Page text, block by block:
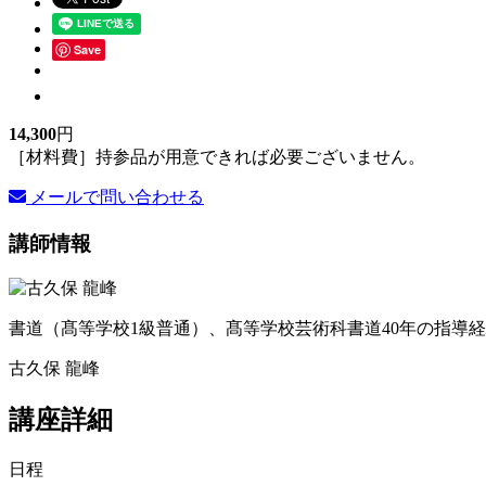
Save
14,300円
［材料費］持参品が用意できれば必要ございません。
メールで問い合わせる
講師情報
書道（髙等学校1級普通）、髙等学校芸術科書道40年の指導
古久保 龍峰
講座詳細
日程